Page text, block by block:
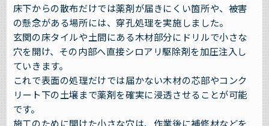
床下からの散布だけでは薬剤が届きにくい箇所や、被害
の懸念がある場所には、穿孔処理を実施しました。
玄関の床タイルや土間にある木材部分にドリルで小さな
穴を開け、その内部へ直接シロアリ駆除剤を加圧注入し
ていきます。
これで表面の処理だけでは届かない木材の芯部やコンク
リート下の土壌まで薬剤を確実に浸透させることが可能
です。
施工のために開けた小さな穴は、作業後に補修材などを